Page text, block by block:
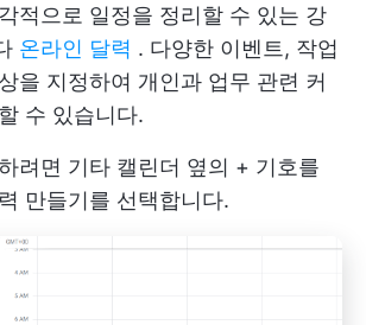
적으로 일정을 정리할 수 있는 강
온라인 달력 . 다양한 이벤트, 작업
을 지정하여 개인과 업무 관련 커
수 있습니다.
려면 기타 캘린더 옆의 + 기호를
만들기를 선택합니다.